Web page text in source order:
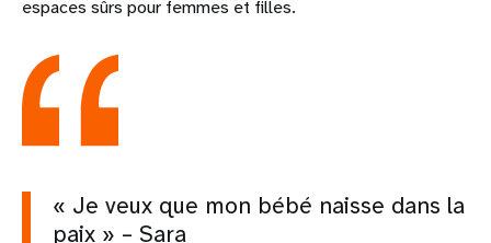
espaces sûrs pour femmes et filles.
« Je veux que mon bébé naisse dans la
paix » – Sara